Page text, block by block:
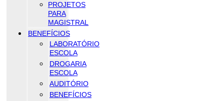
PROJETOS
PARA
MAGISTRAL
BENEFÍCIOS
LABORATÓRIO
ESCOLA
DROGARIA
ESCOLA
AUDITÓRIO
BENEFÍCIOS